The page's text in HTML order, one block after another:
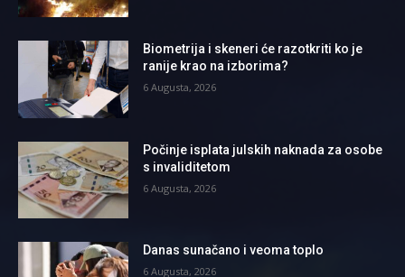
Biometrija i skeneri će razotkriti ko je
ranije krao na izborima?
6 Augusta, 2026
Počinje isplata julskih naknada za osobe
s invaliditetom
6 Augusta, 2026
Danas sunačano i veoma toplo
6 Augusta, 2026